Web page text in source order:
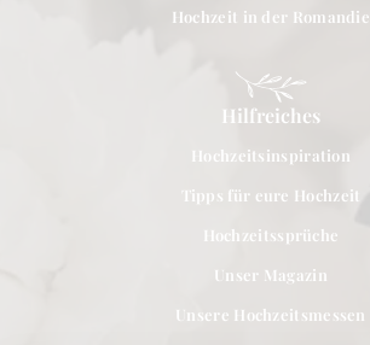
Hochzeit in der Romandie
Hilfreiches
Hochzeitsinspiration
Tipps für eure Hochzeit
Hochzeitssprüche
Unser Magazin
Unsere Hochzeitsmessen